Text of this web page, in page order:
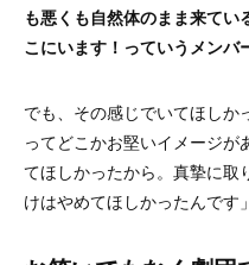
も悪くも自然体のまま来てい
こにいます！っていうメンバ
でも、その感じでいてほし
ってどこかお堅いイメージが
てほしかったから。真摯に
けはやめてほしかったんです」